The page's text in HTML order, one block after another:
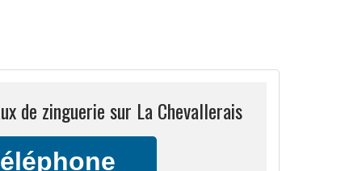
de zinguerie sur La Chevallerais